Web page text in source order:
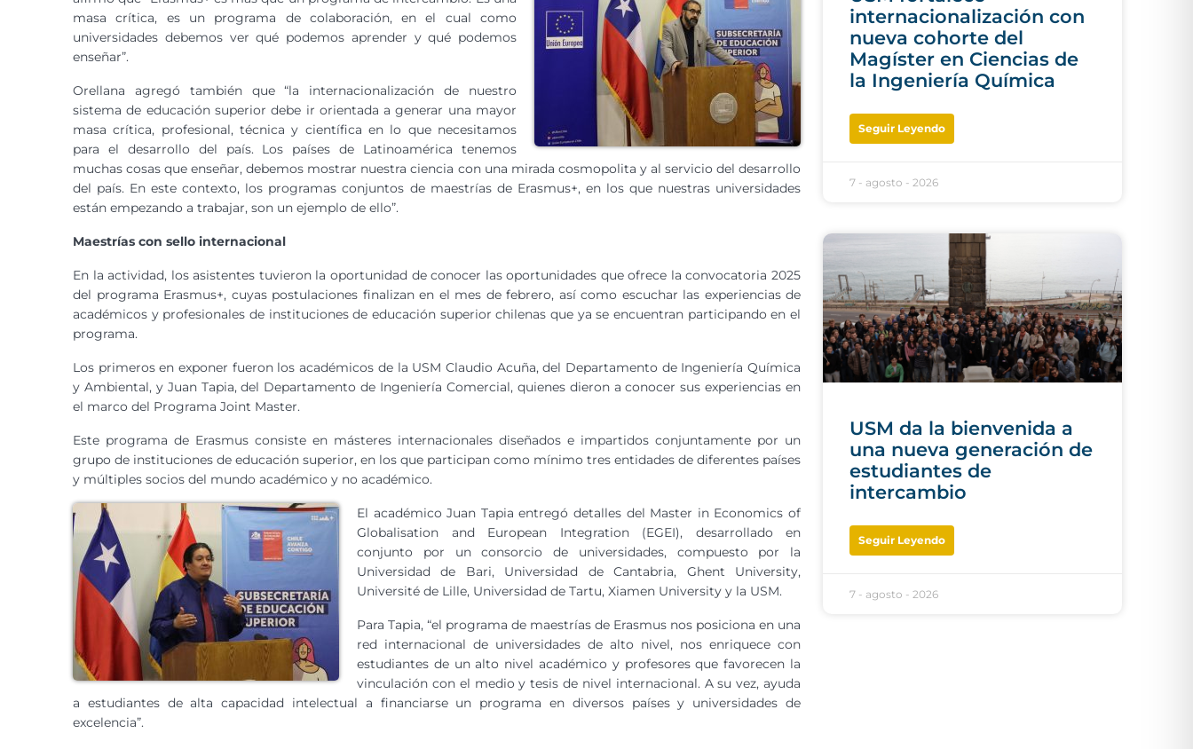
masa crítica, es un programa de colaboración, en el cual como
universidades debemos ver qué podemos aprender y qué podemos
enseñar”.
Orellana agregó también que “la internacionalización de nuestro
sistema de educación superior debe ir orientada a generar una mayor
masa crítica, profesional, técnica y científica en lo que necesitamos
para el desarrollo del país. Los países de Latinoamérica tenemos
muchas cosas que enseñar, debemos mostrar nuestra ciencia con una mirada cosmopolita y al servicio del desarrollo
del país. En este contexto, los programas conjuntos de maestrías de Erasmus+, en los que nuestras universidades
están empezando a trabajar, son un ejemplo de ello”.
Maestrías con sello internacional
En la actividad, los asistentes tuvieron la oportunidad de conocer las oportunidades que ofrece la convocatoria 2025
del programa Erasmus+, cuyas postulaciones finalizan en el mes de febrero, así como escuchar las experiencias de
académicos y profesionales de instituciones de educación superior chilenas que ya se encuentran participando en el
programa.
Los primeros en exponer fueron los académicos de la USM Claudio Acuña, del Departamento de Ingeniería Química
y Ambiental, y Juan Tapia, del Departamento de Ingeniería Comercial, quienes dieron a conocer sus experiencias en
el marco del Programa Joint Master.
Este programa de Erasmus consiste en másteres internacionales diseñados e impartidos conjuntamente por un
grupo de instituciones de educación superior, en los que participan como mínimo tres entidades de diferentes países
y múltiples socios del mundo académico y no académico.
El académico Juan Tapia entregó detalles del Master in Economics of
Globalisation and European Integration (EGEI), desarrollado en
conjunto por un consorcio de universidades, compuesto por la
Universidad de Bari, Universidad de Cantabria, Ghent University,
Université de Lille, Universidad de Tartu, Xiamen University y la USM.
Para Tapia, “el programa de maestrías de Erasmus nos posiciona en una
red internacional de universidades de alto nivel, nos enriquece con
estudiantes de un alto nivel académico y profesores que favorecen la
vinculación con el medio y tesis de nivel internacional. A su vez, ayuda
a estudiantes de alta capacidad intelectual a financiarse un programa en diversos países y universidades de
excelencia”.
internacionalización con
nueva cohorte del
Magíster en Ciencias de
la Ingeniería Química
Seguir Leyendo
7 - agosto - 2026
USM da la bienvenida a
una nueva generación de
estudiantes de
intercambio
Seguir Leyendo
7 - agosto - 2026